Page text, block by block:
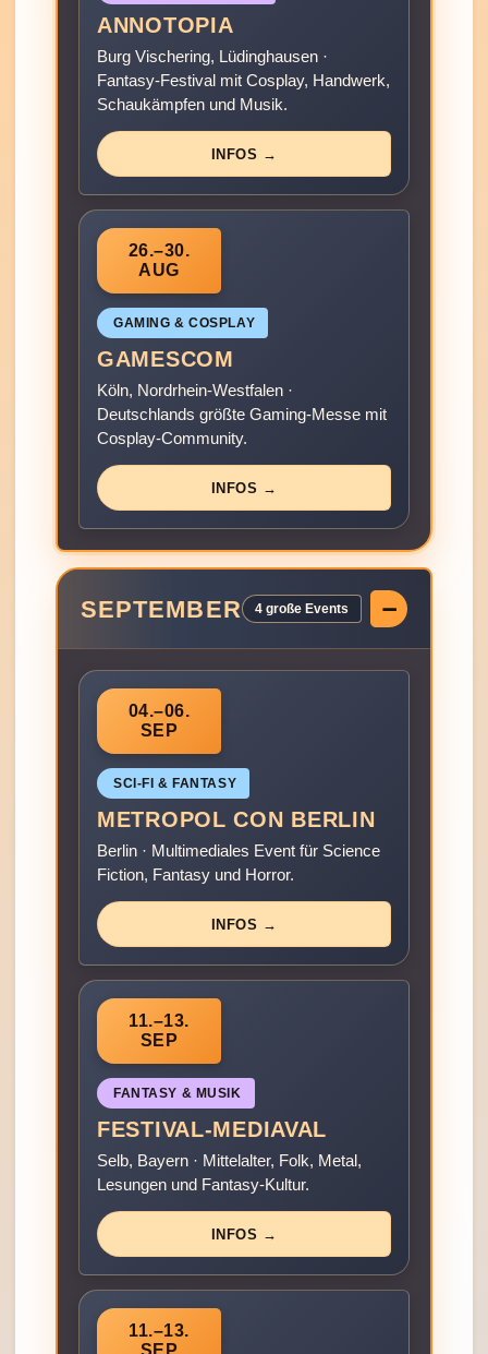
ANNOTOPIA
Burg Vischering, Lüdinghausen ·
Fantasy-Festival mit Cosplay, Handwerk,
Schaukämpfen und Musik.
INFOS →
26.–30.
AUG
GAMING & COSPLAY
GAMESCOM
Köln, Nordrhein-Westfalen ·
Deutschlands größte Gaming-Messe mit
Cosplay-Community.
INFOS →
SEPTEMBER 4 große Events
04.–06.
SEP
SCI‑FI & FANTASY
METROPOL CON BERLIN
Berlin · Multimediales Event für Science
Fiction, Fantasy und Horror.
INFOS →
11.–13.
SEP
FANTASY & MUSIK
FESTIVAL-MEDIAVAL
Selb, Bayern · Mittelalter, Folk, Metal,
Lesungen und Fantasy-Kultur.
INFOS →
11.–13.
SEP